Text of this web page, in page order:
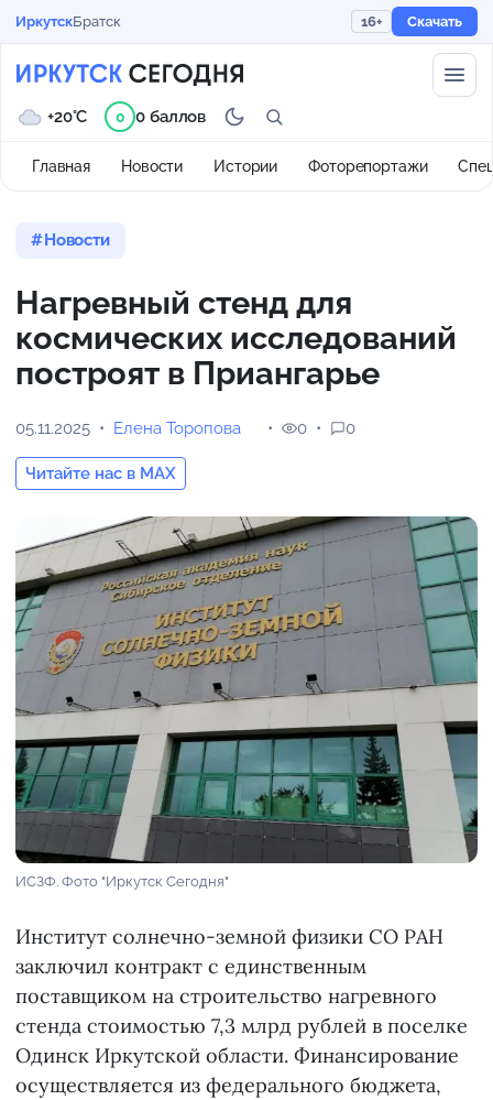
ИркутскБратск 16+ Скачать
Главная Новости Истории Фоторепортажи
+20°C 0 0 баллов
Новости
Нагревный стенд для
космических исследований
построят в Приангарье
05.11.2025 Елена Торопова
Читайте нас в MAX
0 0
ИСЗФ. Фото "Иркутск Сегодня"
Институт солнечно-земной физики СО РАН
заключил контракт с единственным
поставщиком на строительство нагревного
стенда стоимостью 7,3 млрд рублей в поселке
Одинск Иркутской области. Финансирование
осуществляется из федерального бюджета,